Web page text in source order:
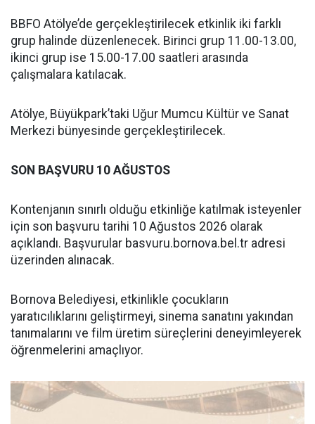
BBFO Atölye’de gerçekleştirilecek etkinlik iki farklı
grup halinde düzenlenecek. Birinci grup 11.00-13.00,
ikinci grup ise 15.00-17.00 saatleri arasında
çalışmalara katılacak.
Atölye, Büyükpark’taki Uğur Mumcu Kültür ve Sanat
Merkezi bünyesinde gerçekleştirilecek.
SON BAŞVURU 10 AĞUSTOS
Kontenjanın sınırlı olduğu etkinliğe katılmak isteyenler
için son başvuru tarihi 10 Ağustos 2026 olarak
açıklandı. Başvurular basvuru.bornova.bel.tr adresi
üzerinden alınacak.
Bornova Belediyesi, etkinlikle çocukların
yaratıcılıklarını geliştirmeyi, sinema sanatını yakından
tanımalarını ve film üretim süreçlerini deneyimleyerek
öğrenmelerini amaçlıyor.